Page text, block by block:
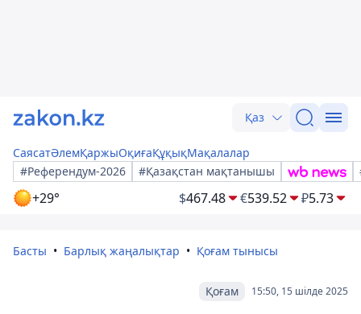
Қаз
СаясатӘлемҚаржыОқиғаҚұқықМақалалар
#Референдум-2026
#Қазақстан мақтанышы
+29° $467.48 €539.52 ₽5.73
Басты Барлық жаңалықтар Қоғам тынысы
15:50, 15 шілде 2025
Қоғам